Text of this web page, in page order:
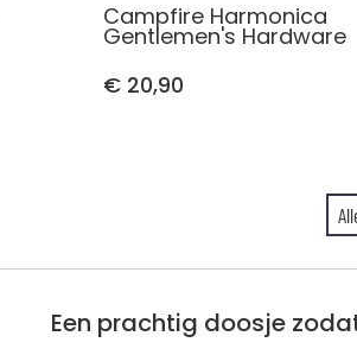
Campfire Harmonica
Gentlemen's Hardware
€ 20,90
Een prachtig doosje